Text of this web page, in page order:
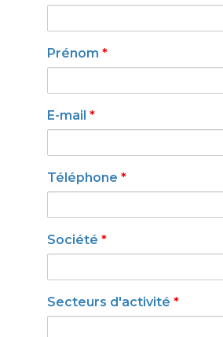
Prénom *
E-mail *
Téléphone *
Société *
Secteurs d'activité *